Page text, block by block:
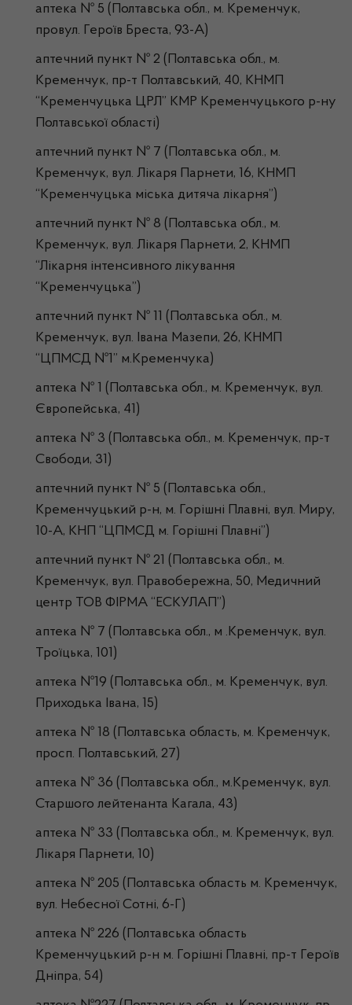
аптека № 5 (Полтавська обл., м. Кременчук,
провул. Героїв Бреста, 93-А)
аптечний пункт № 2 (Полтавська обл., м.
Кременчук, пр-т Полтавський, 40, КНМП
“Кременчуцька ЦРЛ” КМР Кременчуцького р-ну
Полтавської області)
аптечний пункт № 7 (Полтавська обл., м.
Кременчук, вул. Лікаря Парнети, 16, КНМП
“Кременчуцька міська дитяча лікарня”)
аптечний пункт № 8 (Полтавська обл., м.
Кременчук, вул. Лікаря Парнети, 2, КНМП
“Лікарня інтенсивного лікування
“Кременчуцька”)
аптечний пункт № 11 (Полтавська обл., м.
Кременчук, вул. Івана Мазепи, 26, КНМП
“ЦПМСД №1” м.Кременчука)
аптека № 1 (Полтавська обл., м. Кременчук, вул.
Європейська, 41)
аптека № 3 (Полтавська обл., м. Кременчук, пр-т
Свободи, 31)
аптечний пункт № 5 (Полтавська обл.,
Кременчуцький р-н, м. Горішні Плавні, вул. Миру,
10-А, КНП “ЦПМСД м. Горішні Плавні”)
аптечний пункт № 21 (Полтавська обл., м.
Кременчук, вул. Правобережна, 50, Медичний
центр ТОВ ФІРМА “ЕСКУЛАП”)
аптека № 7 (Полтавська обл., м .Кременчук, вул.
Троїцька, 101)
аптека №19 (Полтавська обл., м. Кременчук, вул.
Приходька Івана, 15)
аптека № 18 (Полтавська область, м. Кременчук,
просп. Полтавський, 27)
аптека № 36 (Полтавська обл., м.Кременчук, вул.
Старшого лейтенанта Кагала, 43)
аптека № 33 (Полтавська обл., м. Кременчук, вул.
Лікаря Парнети, 10)
аптека № 205 (Полтавська область м. Кременчук,
вул. Небесної Сотні, 6-Г)
аптека № 226 (Полтавська область
Кременчуцький р-н м. Горішні Плавні, пр-т Героїв
Дніпра, 54)